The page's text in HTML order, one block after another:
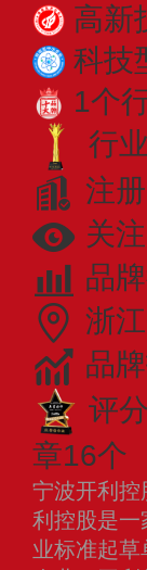
高新
科技
1个
行
注
关
品
浙
品
评
章16个
宁波开利控
利控股是一
业标准起